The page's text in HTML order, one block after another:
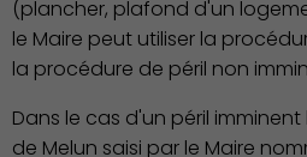
(plancher, plafond d'un
le Maire peut utiliser la
la procédure de péril non
Dans le cas d'un péril
de Melun saisi par le Maire